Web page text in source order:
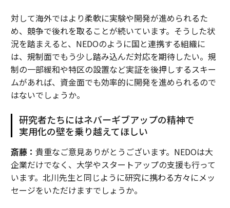
対して海外ではより柔軟に実験や開発が進められるた
め、競争で後れを取ることが続いています。そうした状
況を踏まえると、NEDOのように国と連携する組織に
は、規制面でもう少し踏み込んだ対応を期待したい。規
制の一部緩和や特区の設置など実証を後押しするスキー
ムがあれば、資金面でも効率的に開発を進められるので
はないでしょうか。
研究者たちにはネバーギブアップの精神で
実用化の壁を乗り越えてほしい
斎藤： 貴重なご意見ありがとうございます。NEDOは大
企業だけでなく、大学やスタートアップの支援も行って
います。北川先生と同じように研究に携わる方々にメッ
セージをいただけますでしょうか。